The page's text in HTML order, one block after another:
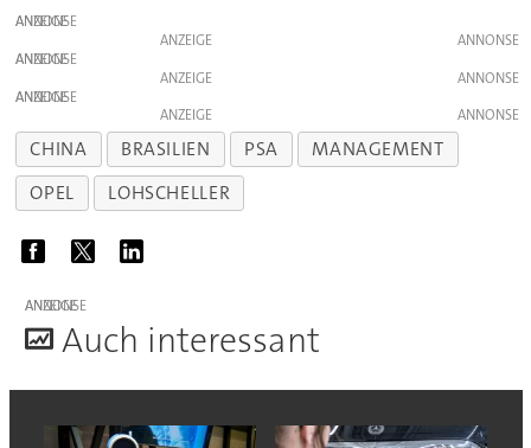
ANZEIGE
ANZEIGE
ANZEIGE
ANZEIGE
ANZEIGE
ANZEIGE
CHINA BRASILIEN PSA
MANAGEMENT
OPEL
LOHSCHELLER
ANZEIGE
Auch interessant